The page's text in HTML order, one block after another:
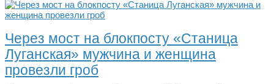
Через мост на блокпосту «Станица
Луганская» мужчина и женщина
провезли гроб